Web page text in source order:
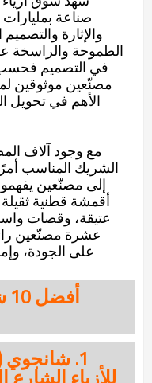
صناعة بمليارات
والإثارة والتصميم
الطموحة والراسخة
في التصميم فحسب،
مصنّعين موثوقين
الأهم في تحويل
مع وجود آلاف
الشريك المناسب
إلى مصنّعين
أقمشة قطنية
عتيقة، وقصات
عشرة مصنّعين
على الجودة،
1. شانجوي